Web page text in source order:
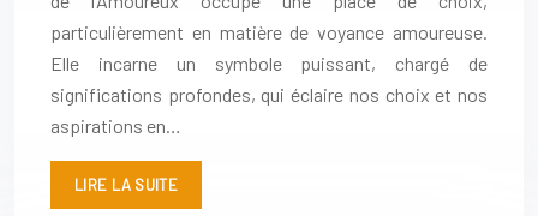
particulièrement en matière de voyance amoureuse.
Elle incarne un symbole puissant, chargé de
significations profondes, qui éclaire nos choix et nos
aspirations en…
LIRE LA SUITE